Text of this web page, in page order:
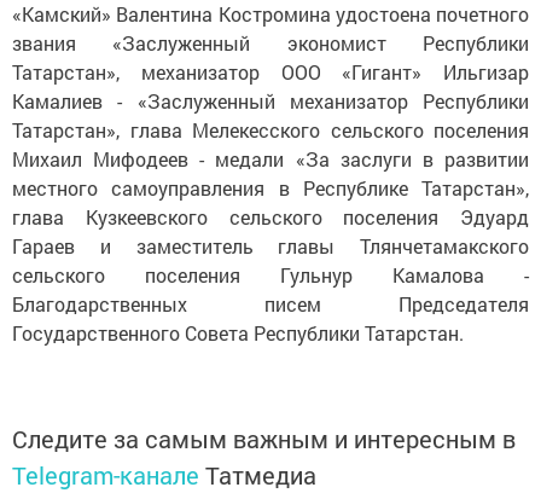
«Камский» Валентина Костромина удостоена почетного
звания «Заслуженный экономист Республики
Татарстан», механизатор ООО «Гигант» Ильгизар
Камалиев - «Заслуженный механизатор Республики
Татарстан», глава Мелекесского сельского поселения
Михаил Мифодеев - медали «За заслуги в развитии
местного самоуправления в Республике Татарстан»,
глава Кузкеевского сельского поселения Эдуард
Гараев и заместитель главы Тлянчетамакского
сельского поселения Гульнур Камалова -
Благодарственных писем Председателя
Государственного Совета Республики Татарстан.
Следите за самым важным и интересным в
Telegram-канале Татмедиа